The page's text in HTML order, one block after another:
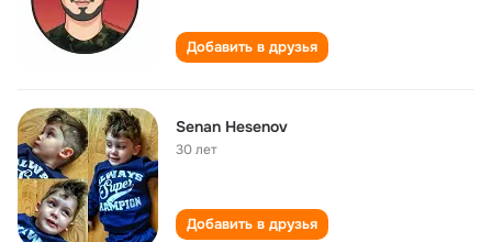
Добавить в друзья
Senan Hesenov
30 лет
Добавить в друзья